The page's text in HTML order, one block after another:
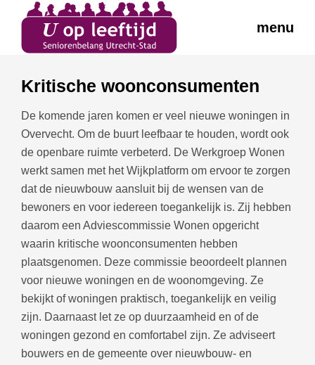
menu
Kritische woonconsumenten
De komende jaren komen er veel nieuwe woningen in
Overvecht. Om de buurt leefbaar te houden, wordt ook
de openbare ruimte verbeterd. De Werkgroep Wonen
werkt samen met het Wijkplatform om ervoor te zorgen
dat de nieuwbouw aansluit bij de wensen van de
bewoners en voor iedereen toegankelijk is. Zij hebben
daarom een Adviescommissie Wonen opgericht
waarin kritische woonconsumenten hebben
plaatsgenomen. Deze commissie beoordeelt plannen
voor nieuwe woningen en de woonomgeving. Ze
bekijkt of woningen praktisch, toegankelijk en veilig
zijn. Daarnaast let ze op duurzaamheid en of de
woningen gezond en comfortabel zijn. Ze adviseert
bouwers en de gemeente over nieuwbouw- en